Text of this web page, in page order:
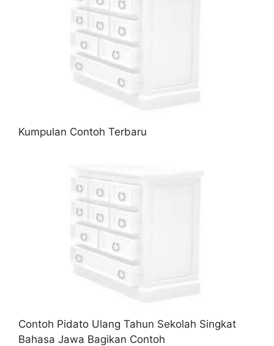
Kumpulan Contoh Terbaru
Contoh Pidato Ulang Tahun Sekolah Singkat
Bahasa Jawa Bagikan Contoh